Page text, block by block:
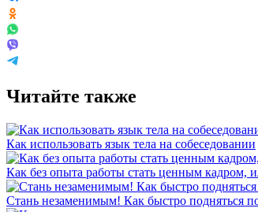
Читайте также
Как использовать язык тела на собеседовании
Как без опыта работы стать ценным кадром,
Стань незаменимым! Как быстро подняться